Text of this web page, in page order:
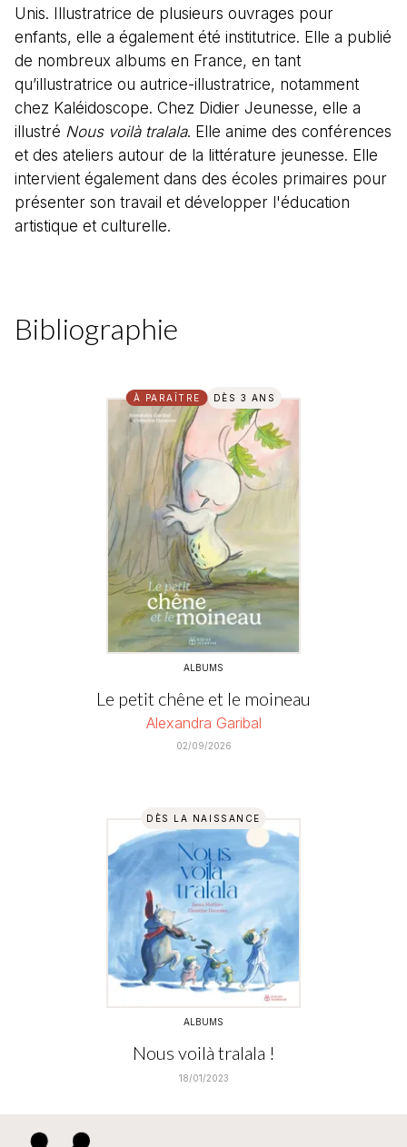
Unis. Illustratrice de plusieurs ouvrages pour
enfants, elle a également été institutrice. Elle a publié
de nombreux albums en France, en tant
qu’illustratrice ou autrice-illustratrice, notamment
chez Kaléidoscope. Chez Didier Jeunesse, elle a
illustré Nous voilà tralala. Elle anime des conférences
et des ateliers autour de la littérature jeunesse. Elle
intervient également dans des écoles primaires pour
présenter son travail et développer l'éducation
artistique et culturelle.
Bibliographie
À PARAÎTRE DÈS 3 ANS
ALBUMS
Le petit chêne et le moineau
Alexandra Garibal
02/09/2026
DÈS LA NAISSANCE
ALBUMS
Nous voilà tralala !
18/01/2023